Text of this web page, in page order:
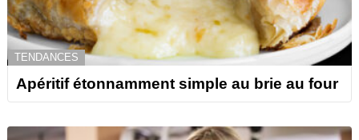
TENDANCES
Apéritif étonnamment simple au brie au four